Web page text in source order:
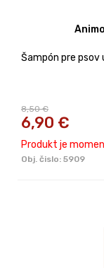
Šampón pre
8,50 €
6,90 €
Produkt je
Obj. čislo: 5909